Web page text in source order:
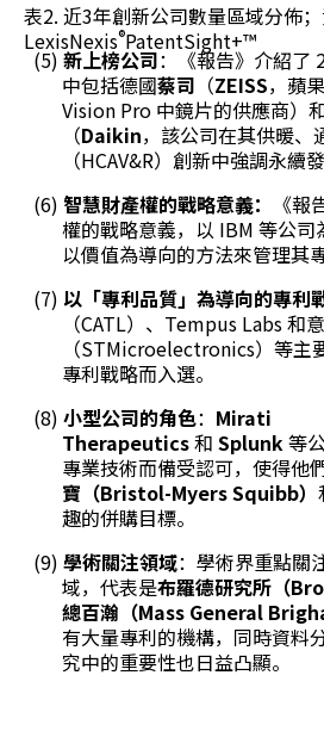
表2. 近3年創新公司數量區域分佈；
LexisNexis®PatentSight+™
(5) 新上榜公司：《報告》介紹了
中包括德國蔡司 （ZEISS，蘋
Vision Pro 中鏡片的供應商）
（Daikin，該公司在其供暖、
（HCAV&R）創新中強調永續
(6) 智慧財產權的戰略意義：
《
權的戰略意義，以 IBM 等公
以價值為導向的方法來管理其
(7) 以「專利品質」為導向的專利
（CATL）、Tempus Labs 和
（STMicroelectronics）等主
專利戰略而入選。
(8) 小型公司的角色： Mirati
Therapeutics和 Splunk等
專業技術而備受認可，使得他
寶（Bristol-Myers Squibb）
趣的併購目標。
(9) 學術關注領域：學術界重點關
域，代表是布羅德研究所（
總百瀚（Mass General
有大量專利的機構，同時資料
究中的重要性也日益凸顯。